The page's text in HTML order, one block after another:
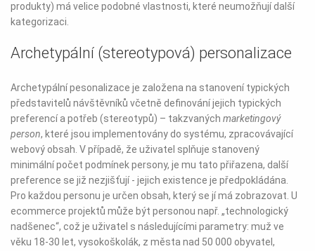
produkty) má velice podobné vlastnosti, které neumožňují další
kategorizaci.
Archetypální (stereotypová) personalizace
Archetypální pesonalizace je založena na stanovení typických
představitelů návštěvníků včetně definování jejich typických
preferencí a potřeb (stereotypů) – takzvaných marketingový
person, které jsou implementovány do systému, zpracovávající
webový obsah. V případě, že uživatel splňuje stanovený
minimální počet podmínek persony, je mu tato přiřazena, další
preference se již nezjišťují - jejich existence je předpokládána.
Pro každou personu je určen obsah, který se jí má zobrazovat. U
ecommerce projektů může být personou např. „technologický
nadšenec“, což je uživatel s následujícími parametry: muž ve
věku 18-30 let, vysokoškolák, z města nad 50 000 obyvatel,